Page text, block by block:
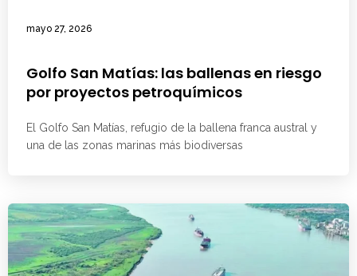
mayo 27, 2026
Golfo San Matías: las ballenas en riesgo
por proyectos petroquímicos
El Golfo San Matías, refugio de la ballena franca austral y
una de las zonas marinas más biodiversas